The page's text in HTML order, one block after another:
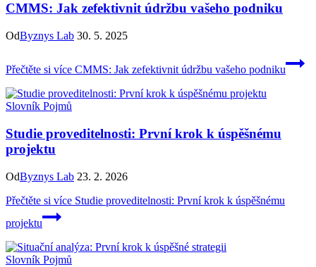
CMMS: Jak zefektivnit údržbu vašeho podniku
OdByznys Lab 30. 5. 2025
Přečtěte si více CMMS: Jak zefektivnit údržbu vašeho podniku
Slovník Pojmů
Studie proveditelnosti: První krok k úspěšnému
projektu
OdByznys Lab 23. 2. 2026
Přečtěte si více Studie proveditelnosti: První krok k úspěšnému
projektu
Slovník Pojmů